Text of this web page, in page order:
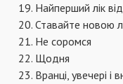
Найперший лік
Ставайте новою
Не соромся
Щодня
Вранці, увечері і